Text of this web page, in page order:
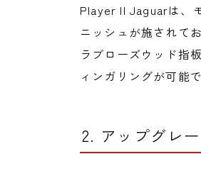
Player II Jaguarは、
ニッシュが施されて
ラブローズウッド指
ィンガリングが可能で
2. アップグレ